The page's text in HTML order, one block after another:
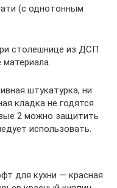
(с однотонным
столешнице из ДСП
штукатурка, ни
кладка не годятся
2 можно защитить
использовать.
для кухни — красная